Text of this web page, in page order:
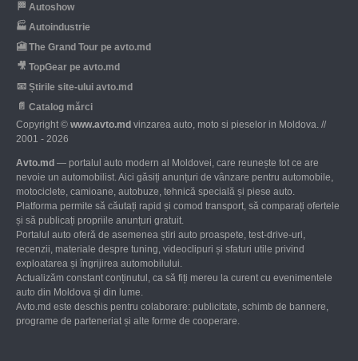
🏁 Autoshow
🏭 Autoindustrie
🎦 The Grand Tour pe avto.md
🎥 TopGear pe avto.md
📧 Știrile site-ului avto.md
📄 Catalog mărci
Copyright © www.avto.md vinzarea auto, moto si pieselor in Moldova. //
2001 - 2026
Avto.md — portalul auto modern al Moldovei, care reunește tot ce are
nevoie un automobilist. Aici găsiți anunțuri de vânzare pentru automobile,
motociclete, camioane, autobuze, tehnică specială și piese auto.
Platforma permite să căutați rapid și comod transport, să comparați ofertele
și să publicați propriile anunțuri gratuit.
Portalul auto oferă de asemenea știri auto proaspete, test-drive-uri,
recenzii, materiale despre tuning, videoclipuri și sfaturi utile privind
exploatarea și îngrijirea automobilului.
Actualizăm constant conținutul, ca să fiți mereu la curent cu evenimentele
auto din Moldova și din lume.
Avto.md este deschis pentru colaborare: publicitate, schimb de bannere,
programe de parteneriat și alte forme de cooperare.